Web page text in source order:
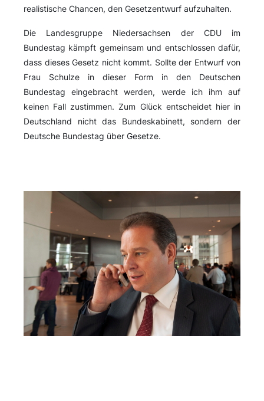
realistische Chancen, den Gesetzentwurf aufzuhalten.
Die Landesgruppe Niedersachsen der CDU im
Bundestag kämpft gemeinsam und entschlossen dafür,
dass dieses Gesetz nicht kommt. Sollte der Entwurf von
Frau Schulze in dieser Form in den Deutschen
Bundestag eingebracht werden, werde ich ihm auf
keinen Fall zustimmen. Zum Glück entscheidet hier in
Deutschland nicht das Bundeskabinett, sondern der
Deutsche Bundestag über Gesetze.